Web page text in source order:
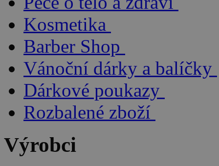
Kosmetika
Barber Shop
Vánoční dárky a balíčky
Dárkové poukazy
Rozbalené zboží
Výrobci